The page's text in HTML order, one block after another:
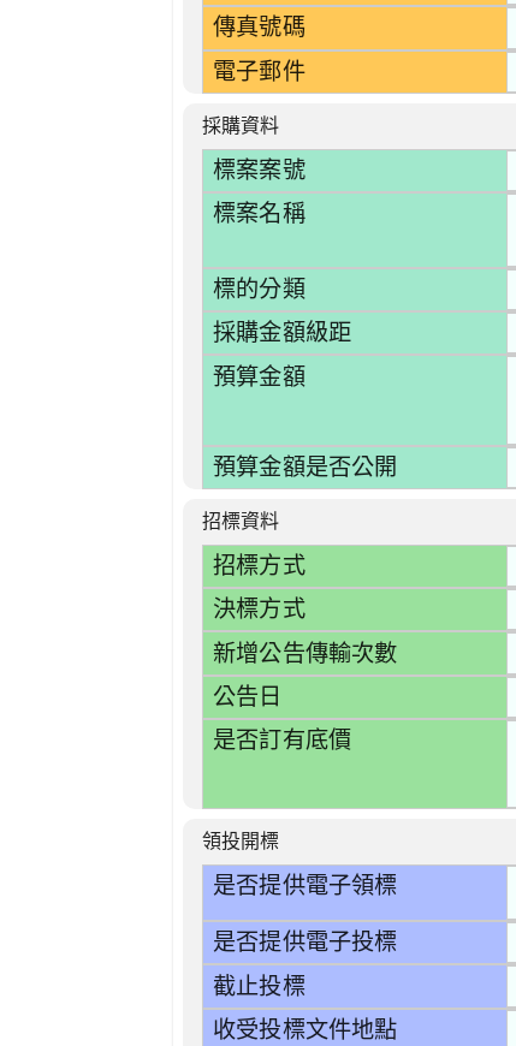
傳真號碼
電子郵件
採購資料
標案案號
標案名稱
標的分類
採購金額級距
預算金額
預算金額是否公開
招標資料
招標方式
決標方式
新增公告傳輸次數
公告日
是否訂有底價
領投開標
是否提供電子領標
是否提供電子投標
截止投標
收受投標文件地點